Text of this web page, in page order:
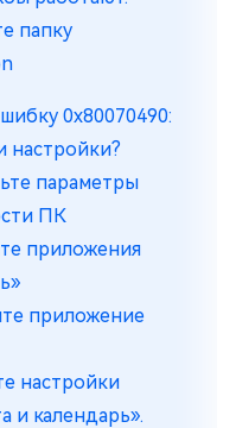
папку
0x80070490:
настройки?
параметры
ПК
приложения
приложение
настройки
и календарь».